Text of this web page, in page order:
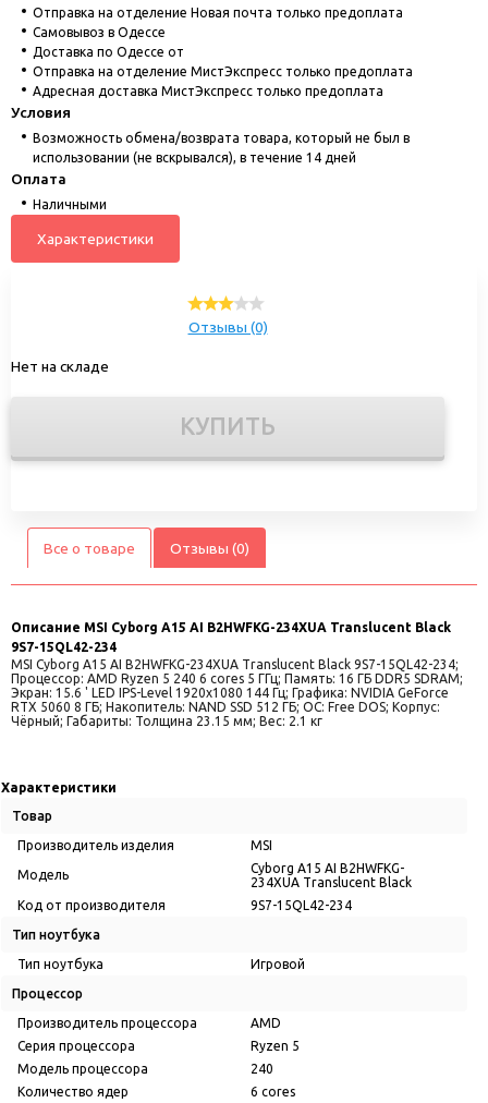
Отправка на отделение Новая почта только предоплата
Cамовывоз в Одессе
Доставка по Одессе от
Отправка на отделение МистЭкспресс только предоплата
Адресная доставка МистЭкспресс только предоплата
Условия
Возможность обмена/возврата товара, который не был в
использовании (не вскрывался), в течение 14 дней
Оплата
Наличными
Характеристики
Отзывы (0)
Нет на складе
КУПИТЬ
Все о товаре Отзывы (0)
Описание MSI Cyborg A15 AI B2HWFKG-234XUA Translucent Black
9S7-15QL42-234
MSI Cyborg A15 AI B2HWFKG-234XUA Translucent Black 9S7-15QL42-234;
Процессор: AMD Ryzen 5 240 6 cores 5 ГГц; Память: 16 ГБ DDR5 SDRAM;
Экран: 15.6 ' LED IPS-Level 1920x1080 144 Гц; Графика: NVIDIA GeForce
RTX 5060 8 ГБ; Накопитель: NAND SSD 512 ГБ; ОС: Free DOS; Корпус:
Чёрный; Габариты: Толщина 23.15 мм; Вес: 2.1 кг
Характеристики
Товар
Производитель изделия MSI
Модель
Cyborg A15 AI B2HWFKG-
234XUA Translucent Black
Код от производителя
9S7-15QL42-234
Тип ноутбука
Тип ноутбука Игровой
Процессор
Производитель процессора
AMD
Серия процессора
Ryzen 5
Модель процессора
240
Количество ядер
6 cores